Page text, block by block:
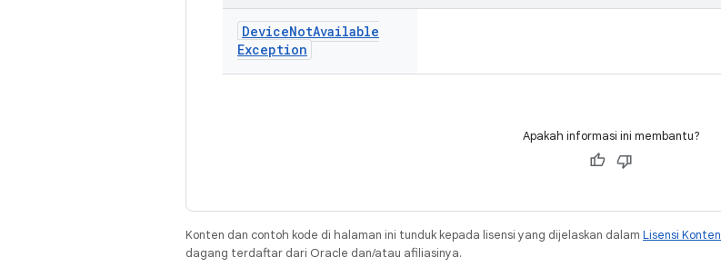
DeviceNotAvailable
Exception
Apakah informasi ini membantu?
Konten dan contoh kode di halaman ini tunduk kepada lisensi yang dijelaskan dalam Lisensi Konten
dagang terdaftar dari Oracle dan/atau afiliasinya.